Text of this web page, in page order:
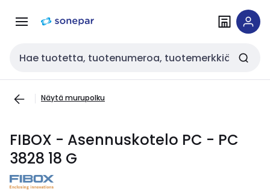
navigointiinsisältöön
Haku
Näytä murupolku
FIBOX - Asennuskotelo PC - PC
3828 18 G